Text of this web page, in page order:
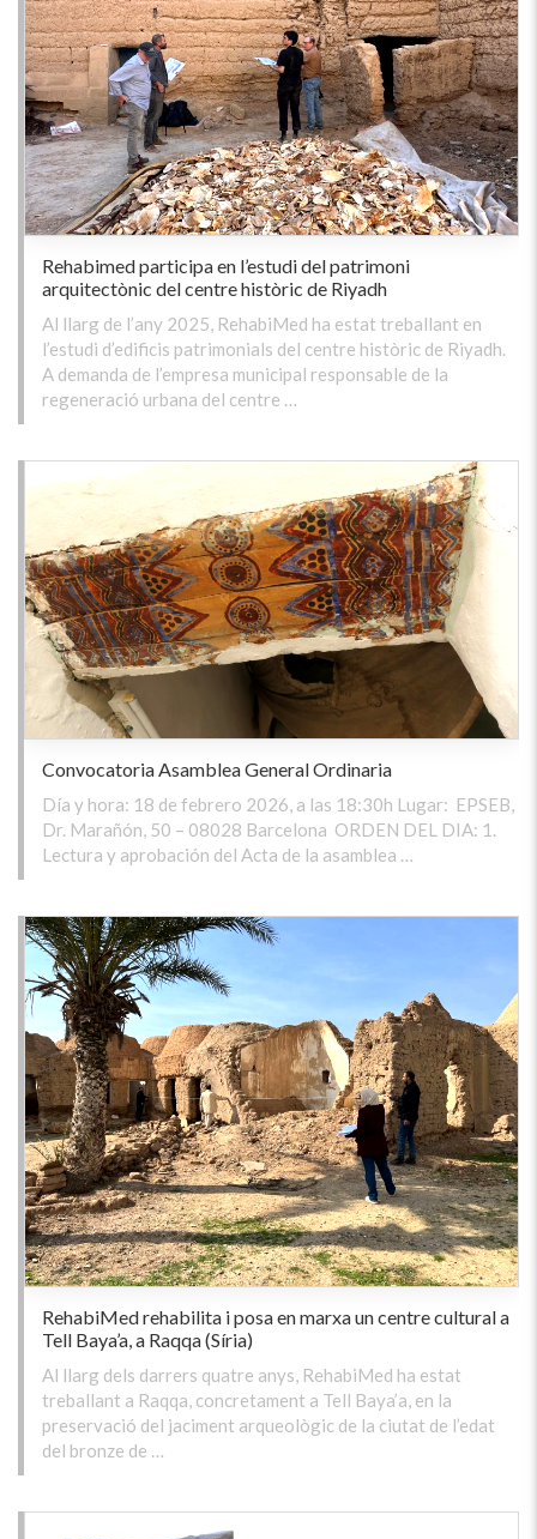
Rehabimed participa en l’estudi del patrimoni
arquitectònic del centre històric de Riyadh
Al llarg de l’any 2025, RehabiMed ha estat treballant en
l’estudi d’edificis patrimonials del centre històric de Riyadh.
A demanda de l’empresa municipal responsable de la
regeneració urbana del centre …
Convocatoria Asamblea General Ordinaria
Día y hora: 18 de febrero 2026, a las 18:30h Lugar: EPSEB,
Dr. Marañón, 50 – 08028 Barcelona ORDEN DEL DIA: 1.
Lectura y aprobación del Acta de la asamblea …
RehabiMed rehabilita i posa en marxa un centre cultural a
Tell Baya’a, a Raqqa (Síria)
Al llarg dels darrers quatre anys, RehabiMed ha estat
treballant a Raqqa, concretament a Tell Baya’a, en la
preservació del jaciment arqueològic de la ciutat de l’edat
del bronze de …